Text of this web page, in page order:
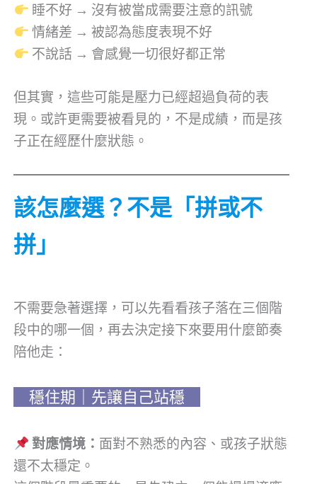
睡不好 → 沒有被當成需要注意的訊號
情緒差 → 被認為態度表現不好
不說話 → 會感覺一切很好都正常
但其實，這些可能是壓力已經超過負荷的表
現。或許更需要被看見的，不是成績，而是孩
子正在經歷什麼狀態。
該怎麼選？不是「拼或不
拼」
不需要急著選擇，可以先看看孩子落在三個階
段中的哪一個，再去決定接下來要用什麼節奏
陪他走：
穩住期｜先讓自己站穩
對應情境： 面對不熟悉的內容、或孩子狀態
還不太穩定。